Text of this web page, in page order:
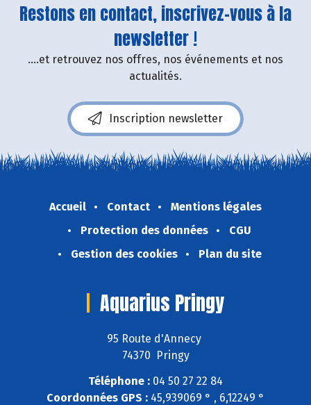
Restons en contact, inscrivez-vous à la
newsletter !
....et retrouvez nos offres, nos événements et nos
actualités.
Inscription newsletter
Accueil Contact
Mentions légales
Protection des données
CGU
Gestion des cookies
Plan du site
Aquarius Pringy
95 Route d'Annecy
74370 Pringy
Téléphone : 04 50 27 22 84
Coordonnées GPS : 45,939069 ° , 6,12249 °